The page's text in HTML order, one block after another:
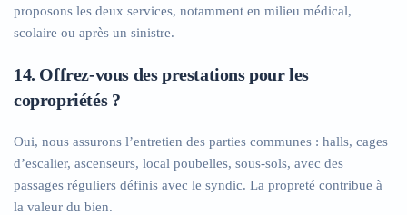
proposons les deux services, notamment en milieu médical,
scolaire ou après un sinistre.
14. Offrez-vous des prestations pour les
copropriétés ?
Oui, nous assurons l’entretien des parties communes : halls, cages
d’escalier, ascenseurs, local poubelles, sous-sols, avec des
passages réguliers définis avec le syndic. La propreté contribue à
la valeur du bien.